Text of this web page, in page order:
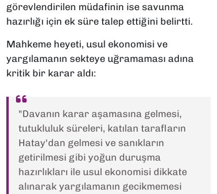
görevlendirilen müdafinin ise savunma
hazırlığı için ek süre talep ettiğini belirtti.
Mahkeme heyeti, usul ekonomisi ve
yargılamanın sekteye uğramaması adına
kritik bir karar aldı:
"Davanın karar aşamasına gelmesi,
tutukluluk süreleri, katılan tarafların
Hatay'dan gelmesi ve sanıkların
getirilmesi gibi yoğun duruşma
hazırlıkları ile usul ekonomisi dikkate
alınarak yargılamanın gecikmemesi